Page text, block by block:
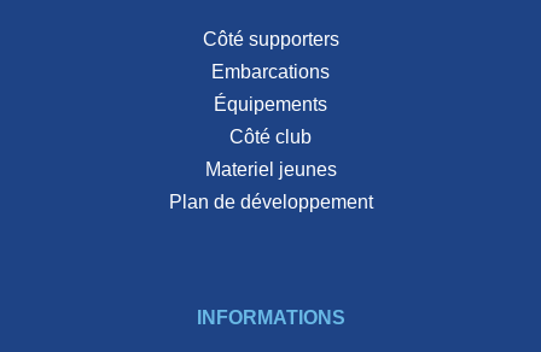
côté supporters
embarcations
équipements
côté club
materiel jeunes
plan de développement
INFORMATIONS